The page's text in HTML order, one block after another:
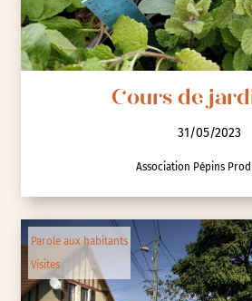
Cours de
31/05/2023
Association Pépins
Parole aux habitants
Visites